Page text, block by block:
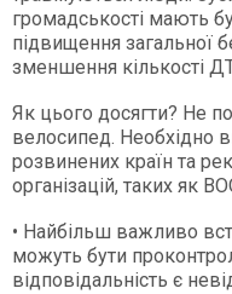
громадськості мають
підвищення загальної
зменшення кількості
Як цього досягти? Не
велосипед. Необхідно
розвинених країн та
організацій, таких як
• Найбільш важливо
можуть бути
відповідальність є